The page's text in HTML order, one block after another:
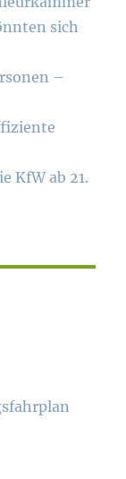
sich
–
KfW ab 21.